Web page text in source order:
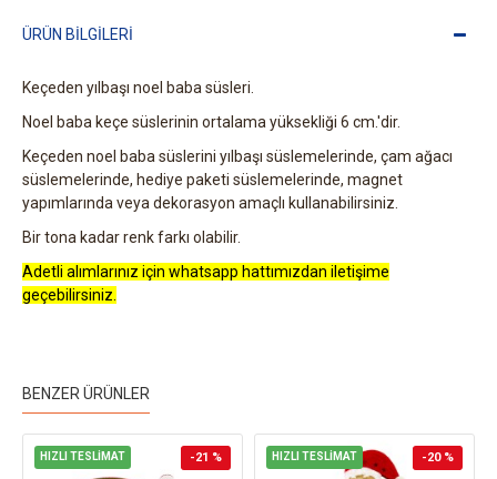
ÜRÜN BILGILERI
Keçeden yılbaşı noel baba süsleri.
Noel baba keçe süslerinin ortalama yüksekliği 6 cm.'dir.
Keçeden noel baba süslerini yılbaşı süslemelerinde, çam ağacı
süslemelerinde, hediye paketi süslemelerinde, magnet
yapımlarında veya dekorasyon amaçlı kullanabilirsiniz.
Bir tona kadar renk farkı olabilir.
Adetli alımlarınız için whatsapp hattımızdan iletişime
geçebilirsiniz.
BENZER ÜRÜNLER
HIZLI TESLİMAT -21 % HIZLI TESLİMAT -20 %